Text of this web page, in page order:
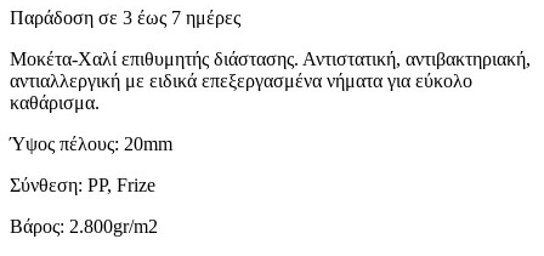
Παράδοση σε 3 έως 7 ημέρες
Μοκέτα-Χαλί επιθυμητής διάστασης. Αντιστατική, αντιβακτηριακή,
αντιαλλεργική με ειδικά επεξεργασμένα νήματα για εύκολο
καθάρισμα.
Ύψος πέλους: 20mm
Σύνθεση: PP, Frize
Βάρος: 2.800gr/m2